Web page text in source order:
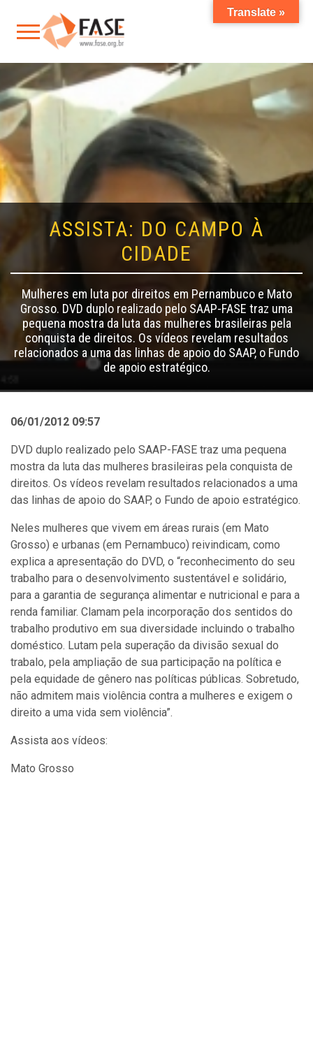
ASSISTA: DO CAMPO À
CIDADE
Mulheres em luta por direitos em Pernambuco e Mato
Grosso. DVD duplo realizado pelo SAAP-FASE traz uma
pequena mostra da luta das mulheres brasileiras pela
conquista de direitos. Os vídeos revelam resultados
relacionados a uma das linhas de apoio do SAAP, o Fundo
de apoio estratégico.
06/01/2012 09:57
DVD duplo realizado pelo SAAP-FASE traz uma pequena
mostra da luta das mulheres brasileiras pela conquista de
direitos. Os vídeos revelam resultados relacionados a uma
das linhas de apoio do SAAP, o Fundo de apoio estratégico.
Neles mulheres que vivem em áreas rurais (em Mato
Grosso) e urbanas (em Pernambuco) reivindicam, como
explica a apresentação do DVD, o “reconhecimento do seu
trabalho para o desenvolvimento sustentável e solidário,
para a garantia de segurança alimentar e nutricional e para a
renda familiar. Clamam pela incorporação dos sentidos do
trabalho produtivo em sua diversidade incluindo o trabalho
doméstico. Lutam pela superação da divisão sexual do
trabalo, pela ampliação de sua participação na política e
pela equidade de gênero nas políticas públicas. Sobretudo,
não admitem mais violência contra a mulheres e exigem o
direito a uma vida sem violência”.
Assista aos vídeos:
Mato Grosso
Translate »